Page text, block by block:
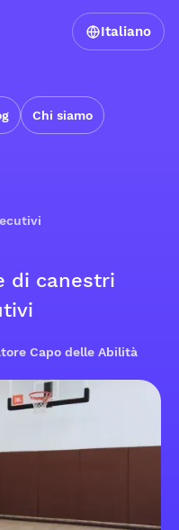
Chi siamo
Italiano
di canestri
Capo delle Abilità